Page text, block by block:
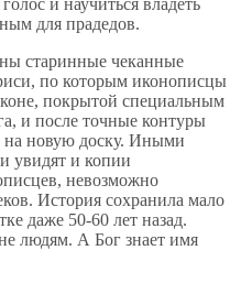
и научиться владеть
для прадедов.
старинные чеканные
по которым иконописцы
покрытой специальным
и после точные контуры
на новую доску. Иными
увидят и копии
невозможно
История сохранила мало
даже 50-60 лет назад.
людям. А Бог знает имя